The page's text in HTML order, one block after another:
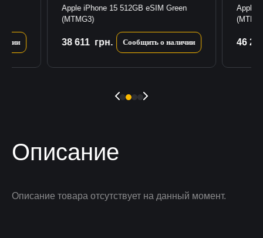
Apple iPhone 15 512GB eSIM Green
(MTMG3)
38 611 грн. Сообщить о наличии
Apple
46
Описание
Описание товара отсутствует на данный момент.